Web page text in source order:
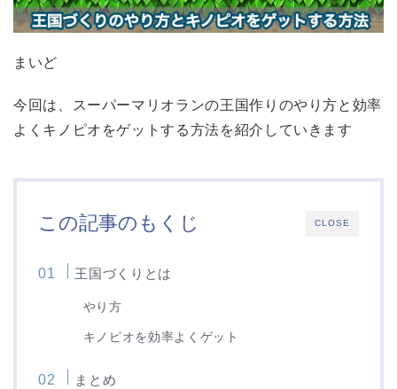
まいど
今回は、スーパーマリオランの王国作りのやり方と効率
よくキノピオをゲットする方法を紹介していきます
CLOSE
この記事のもくじ
王国づくりとは
やり方
キノピオを効率よくゲット
まとめ